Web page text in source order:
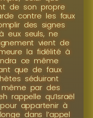
de son propre
contre les faux
des signes
eux seuls, ne
vient de
la fidélité à
ce même
que de faux
séduiront
par des
rappelle qu’Israël
appartenir à
dans l’appel